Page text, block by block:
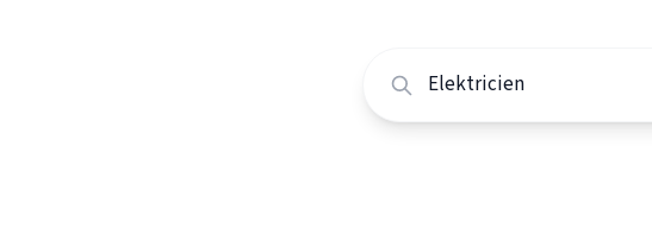
Loodgieter
Slotenmaker